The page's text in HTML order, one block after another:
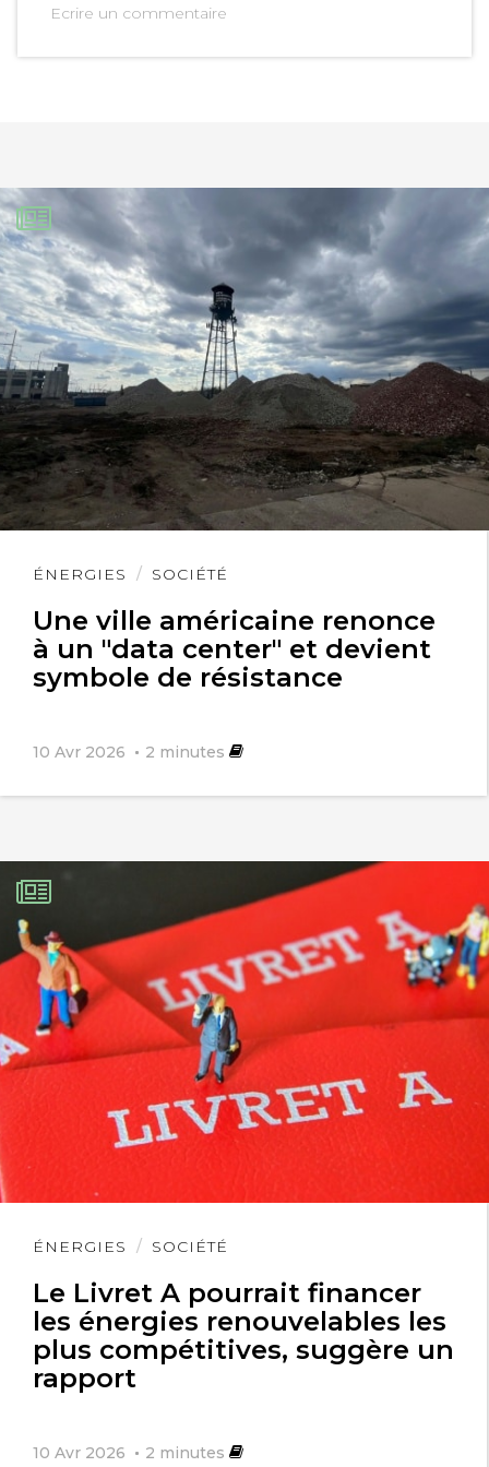
Ecrire un commentaire
ÉNERGIES SOCIÉTÉ
Une ville américaine renonce
à un "data center" et devient
symbole de résistance
10 Avr 2026 2 minutes
Lire
ÉNERGIES SOCIÉTÉ
Le Livret A pourrait financer
les énergies renouvelables les
plus compétitives, suggère un
rapport
10 Avr 2026 2 minutes
Lire